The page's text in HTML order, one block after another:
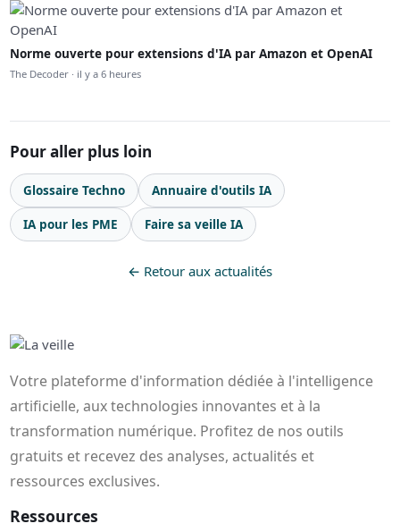
Norme ouverte pour extensions d'IA par Amazon et OpenAI
The Decoder · il y a 6 heures
Pour aller plus loin
Glossaire Techno Annuaire d'outils IA
IA pour les PME Faire sa veille IA
← Retour aux actualités
Votre plateforme d'information dédiée à l'intelligence
artificielle, aux technologies innovantes et à la
transformation numérique. Profitez de nos outils
gratuits et recevez des analyses, actualités et
ressources exclusives.
Ressources